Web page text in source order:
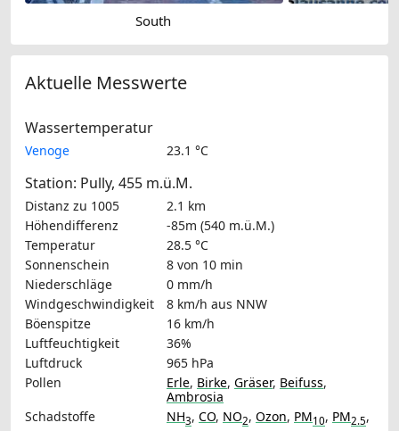
South
Aktuelle Messwerte
Wassertemperatur
Venoge 23.1 °C
Station: Pully, 455 m.ü.M.
Distanz zu 1005
2.1 km
Höhendifferenz
-85m (540 m.ü.M.)
Temperatur
28.5 °C
Sonnenschein
8 von 10 min
Niederschläge
0 mm/h
Windgeschwindigkeit
8 km/h aus NNW
Böenspitze
16 km/h
Luftfeuchtigkeit
36%
Luftdruck
965 hPa
Pollen
Erle, Birke, Gräser, Beifuss,
Ambrosia
Schadstoffe
NH3, CO, NO2, Ozon, PM10, PM2.5,